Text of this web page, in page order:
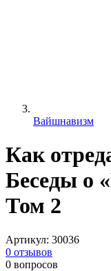
Вайшнавизм
Как
Беседы о
Том 2
Артикул: 30036
0 отзывов
0 вопросов